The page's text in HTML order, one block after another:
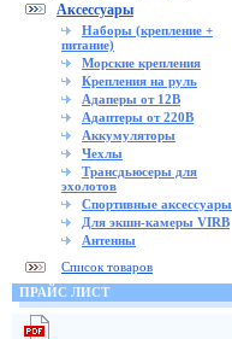
Аксессуары
Наборы (крепление +
питание)
Морские крепления
Крепления на руль
Адаперы от 12В
Адаптеры от 220В
Аккумуляторы
Чехлы
Трансдьюсеры для
эхолотов
Спортивные аксессуары
Для экшн-камеры VIRB
Антенны
Список товаров
ПРАЙС ЛИСТ